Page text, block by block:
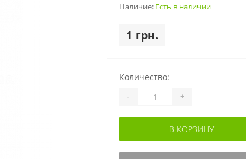
Наличие: Есть в наличии
1 грн.
Количество:
- +
В КОРЗИНУ